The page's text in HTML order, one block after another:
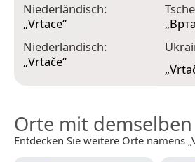
Niederländisch:
„Vrtace“
Niederländisch:
„Vrtače“
„
„
Orte mit
Entdecken Sie weitere Orte namens